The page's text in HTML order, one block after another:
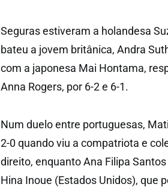
Seguras estiveram a holandesa
bateu a jovem britânica, Andra
com a japonesa Mai Hontama,
Anna Rogers, por 6-2 e 6-1.
Num duelo entre portuguesas,
2-0 quando viu a compatriota e
direito, enquanto Ana Filipa
Hina Inoue (Estados Unidos), que